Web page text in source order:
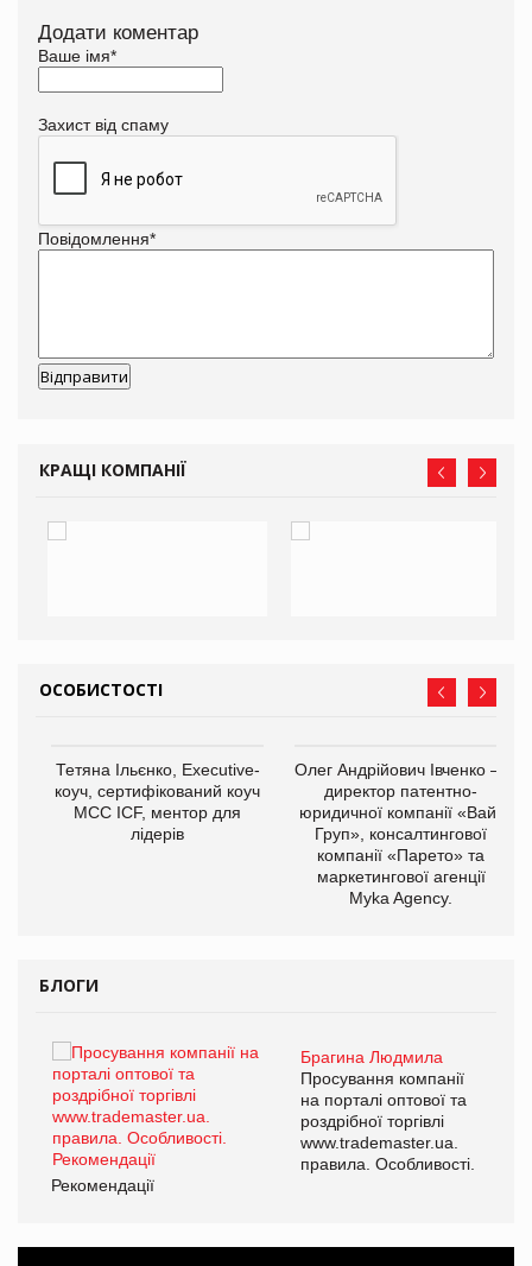
Додати коментар
Ваше імя*
Захист від спаму
Повідомлення*
КРАЩІ КОМПАНІЇ
ОСОБИСТОСТІ
Тетяна Ільєнко, Executive-
коуч, сертифікований коуч
МСС ICF, ментор для
лідерів
Олег Андрійович Івченко —
директор патентно-
юридичної компанії «Вайз
Груп», консалтингової
компанії «Парето» та
маркетингової агенції
Myka Agency.
БЛОГИ
Брагина Людмила
Просування компанії
на порталі оптової та
роздрібної торгівлі
www.trademaster.ua.
правила. Особливості.
Рекомендації